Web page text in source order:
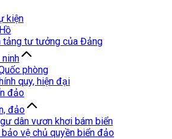
kiện
tảng tư tưởng của Đảng
phòng
quy, hiện đại
đảo
đảo
dân vươn khơi bám biển
vệ chủ quyền biển đảo